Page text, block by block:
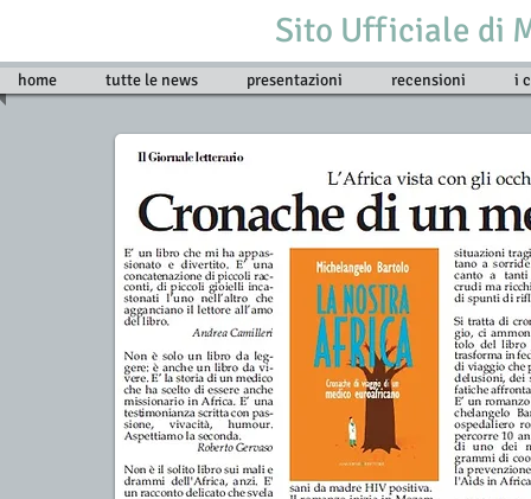
Sito Ufficiale di
home tutte le news presentazioni recensioni i